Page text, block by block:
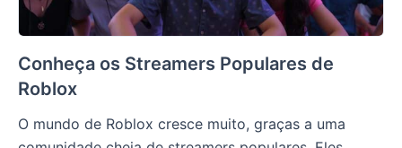
Conheça os Streamers Populares de
Roblox
O mundo de Roblox cresce muito, graças a uma